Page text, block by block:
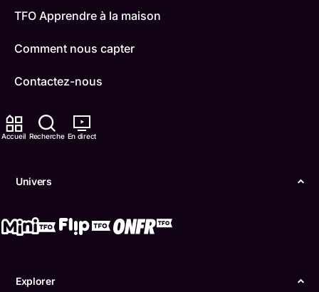
Accueil Recherche En direct
Univers
Explorer
TFO Apprendre à la maison
Comment nous capter
Contactez-nous
ONFR
Boukili
Confidentialité